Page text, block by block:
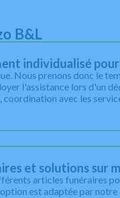
B&L
individualisé
Nous prenons donc le
l'assistance lors d'un
avec les
et solutions sur
articles funéraires
est adaptée par